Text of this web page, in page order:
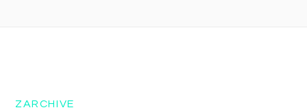
ZARCHIVE